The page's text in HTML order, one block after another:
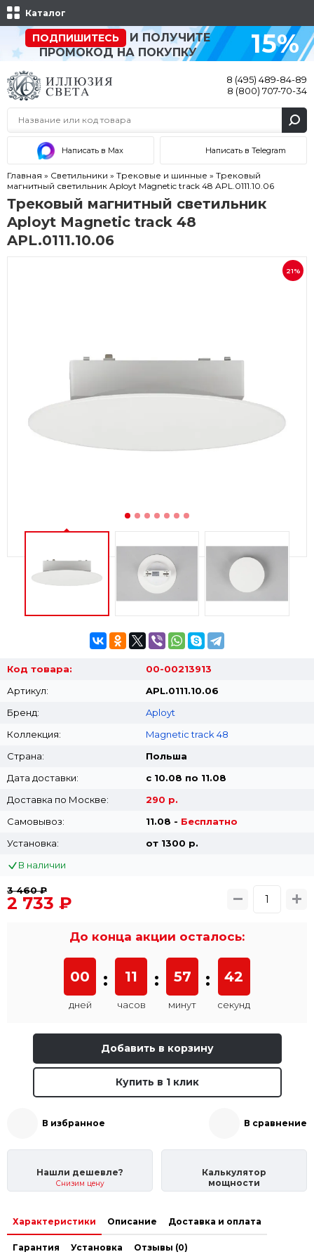
Каталог
ПОДПИШИТЕСЬ
И ПОЛУЧИТЕ
ПРОМОКОД НА ПОКУПКУ
15%
8 (495) 489-84-89
8 (800) 707-70-34
Написать в Max Написать в Telegram
Главная » Светильники » Трековые и шинные » Трековый
магнитный светильник Aployt Magnetic track 48 APL.0111.10.06
Трековый магнитный светильник
Aployt Magnetic track 48
APL.0111.10.06
21%
Код товара:
00-00213913
Артикул:
APL.0111.10.06
Бренд:
Aployt
Коллекция:
Magnetic track 48
Страна:
Польша
Дата доставки:
с 10.08 по 11.08
Доставка по Москве:
290 р.
Самовывоз:
11.08 - Бесплатно
Установка:
от 1300 p.
В наличии
3 460 ₽
2 733 ₽
До конца акции осталось:
00
дней
: 11
часов
: 57
минут
: 42
секунд
Добавить в корзину
Купить в 1 клик
В избранное В сравнение
Нашли дешевле?
Снизим цену
Калькулятор
мощности
Характеристики Описание Доставка и оплата
Гарантия Установка Отзывы (0)